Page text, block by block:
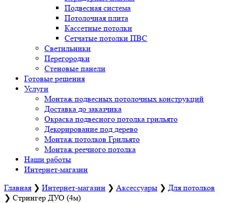
Подвесная система
Потолочная плита
Кассетные потолки
Сетчатые потолки ПВС
Светильники
Перегородки
Стеновые панели
Готовые решения
Услуги
Монтаж подвесных потолочных конструкций
Доставка до заказчика
Окраска подвесного потолка грильято
Декорирование под дерево
Монтаж потолков Грильято
Монтаж реечного потолка
Наши работы
Интернет-магазин
Главная ❯ Интернет-магазин ❯ Аксессуары ❯ Для потолков
❯ Стрингер ДУО (4м)